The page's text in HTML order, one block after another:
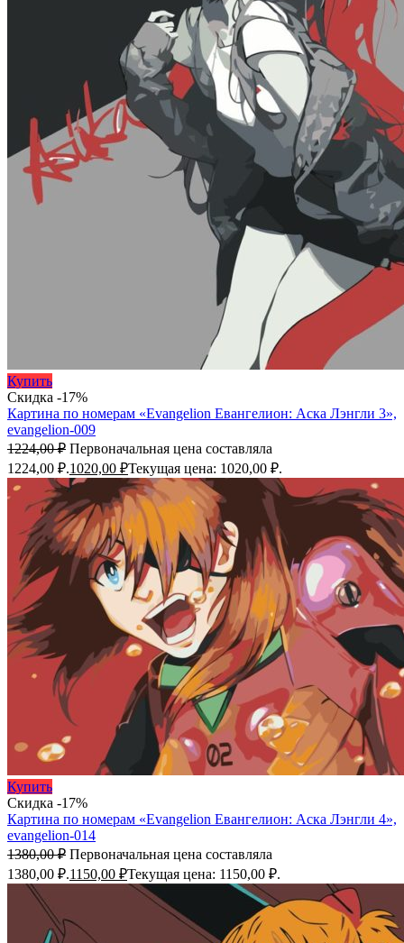
Купить
Скидка -17%
Картина по номерам «Evangelion Евангелион: Аска Лэнгли 3»,
evangelion-009
1224,00₽ Первоначальная цена составляла
1224,00 ₽.1020,00 ₽Текущая цена: 1020,00 ₽.
Купить
Скидка -17%
Картина по номерам «Evangelion Евангелион: Аска Лэнгли 4»,
evangelion-014
1380,00₽ Первоначальная цена составляла
1380,00 ₽.1150,00 ₽Текущая цена: 1150,00 ₽.